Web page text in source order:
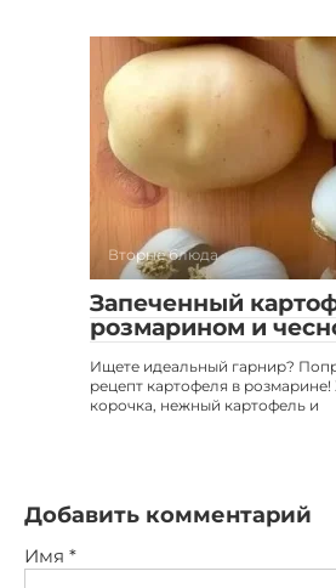
Вторые блюда
Запеченный
розмарином и
Ищете идеальный гарнир?
рецепт картофеля в розмарине!
корочка, нежный картофель и
Добавить комментарий
Имя *